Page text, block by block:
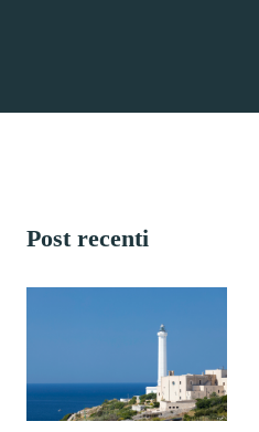
Post recenti